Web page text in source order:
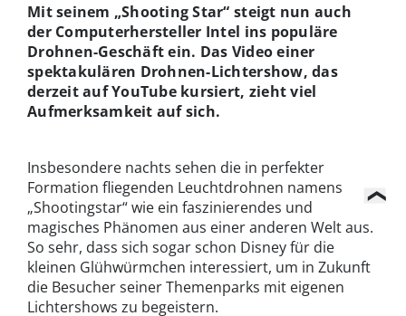
Mit seinem „Shooting Star“ steigt nun auch
der Computerhersteller Intel ins populäre
Drohnen-Geschäft ein. Das Video einer
spektakulären Drohnen-Lichtershow, das
derzeit auf YouTube kursiert, zieht viel
Aufmerksamkeit auf sich.
Insbesondere nachts sehen die in perfekter
Formation fliegenden Leuchtdrohnen namens
„Shootingstar“ wie ein faszinierendes und
magisches Phänomen aus einer anderen Welt aus.
So sehr, dass sich sogar schon Disney für die
kleinen Glühwürmchen interessiert, um in Zukunft
die Besucher seiner Themenparks mit eigenen
Lichtershows zu begeistern.